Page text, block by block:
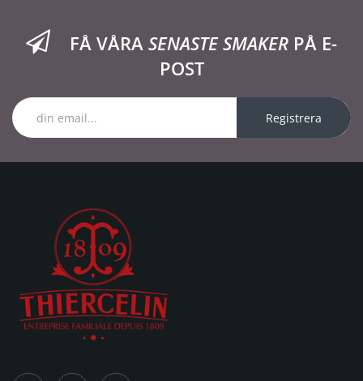
FÅ VÅRA SENASTE SMAKER PÅ E-
POST
Registrera